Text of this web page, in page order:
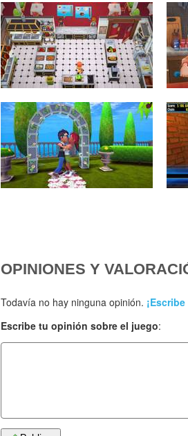
OPINIONES Y
Todavía no hay ninguna opinión.
Escribe tu opinión sobre el juego: